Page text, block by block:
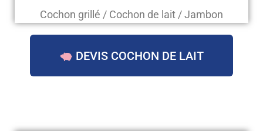
Cochon grillé / Cochon de lait / Jambon
DEVIS COCHON DE LAIT